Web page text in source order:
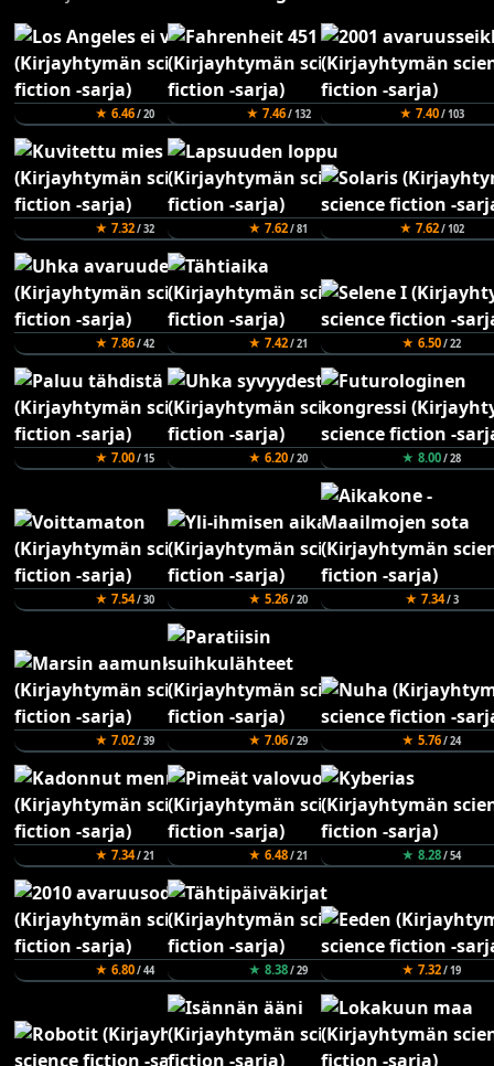
★ 6.46/ 20 ★ 7.46/ 132 ★ 7.40/ 103
★ 7.32/ 32 ★ 7.62/ 81 ★ 7.62/ 102
★ 7.86/ 42 ★ 7.42/ 21 ★ 6.50/ 22
★ 7.00/ 15 ★ 6.20/ 20 ★ 8.00/ 28
★ 7.54/ 30 ★ 5.26/ 20 ★ 7.34/ 3
★ 7.02/ 39 ★ 7.06/ 29 ★ 5.76/ 24
★ 7.34/ 21 ★ 6.48/ 21 ★ 8.28/ 54
★ 6.80/ 44 ★ 8.38/ 29 ★ 7.32/ 19